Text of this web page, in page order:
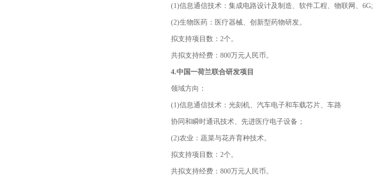
(1)信息通信技术：集成电路设计及制造、软件工程、物联网、6G;
(2)生物医药：医疗器械、创新型药物研发。
拟支持项目数：2个。
共拟支持经费：800万元人民币。
4.中国一荷兰联合研发项目
领域方向：
(1)信息通信技术：光刻机、汽车电子和车载芯片、车路
协同和瞬时通讯技术、先进医疗电子设备；
(2)农业：蔬菜与花卉育种技术。
拟支持项目数：2个。
共拟支持经费：800万元人民币。